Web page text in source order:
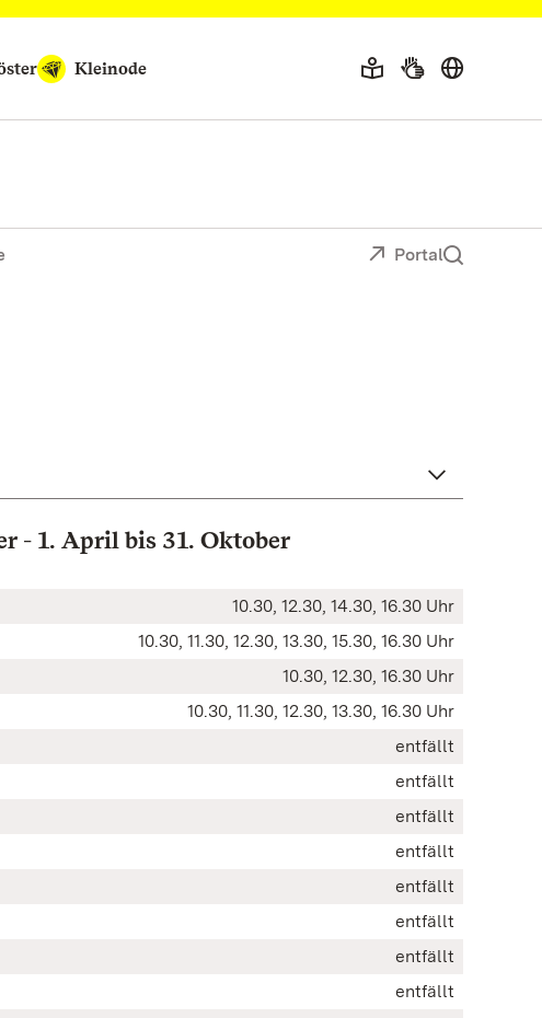
Kleinode
Portal
- 1. April bis 31. Oktober
10.30, 12.30, 14.30, 16.30 Uhr
10.30, 11.30, 12.30, 13.30, 15.30, 16.30 Uhr
10.30, 12.30, 16.30 Uhr
10.30, 11.30, 12.30, 13.30, 16.30 Uhr
entfällt
entfällt
entfällt
entfällt
entfällt
entfällt
entfällt
entfällt